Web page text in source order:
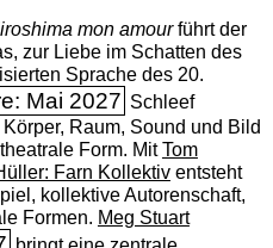
mon amourführt der
zur Liebe im Schatten des
Sprache des 20.
Mai 2027 Schleef
Raum, Sound und Bild
Form. MitTom
Farn Kollektiventsteht
kollektive Autorenschaft,
Formen. Meg Stuart